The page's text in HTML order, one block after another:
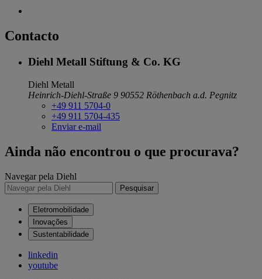
Contacto
Diehl Metall Stiftung & Co. KG
Diehl Metall
Heinrich-Diehl-Straße 9 90552 Röthenbach a.d. Pegnitz
+49 911 5704-0
+49 911 5704-435
Enviar e-mail
Ainda não encontrou o que procurava?
Navegar pela Diehl
Pesquisar
Eletromobilidade
Inovações
Sustentabilidade
linkedin
youtube